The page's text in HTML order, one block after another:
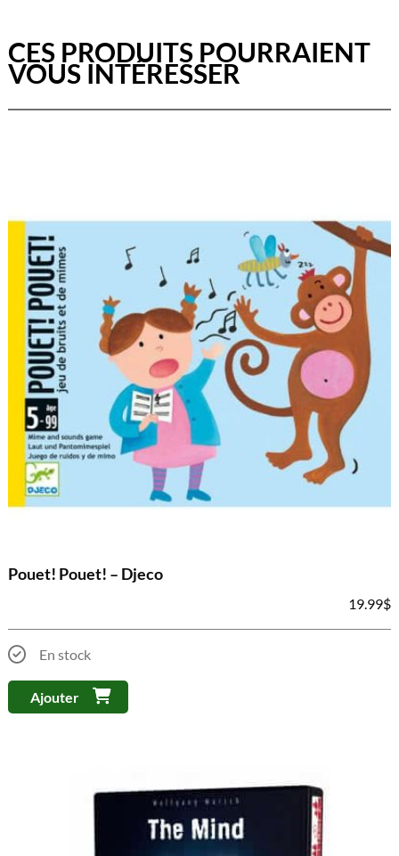
CES PRODUITS POURRAIENT
VOUS INTÉRESSER
Pouet! Pouet! – Djeco
19.99$
En stock
Ajouter